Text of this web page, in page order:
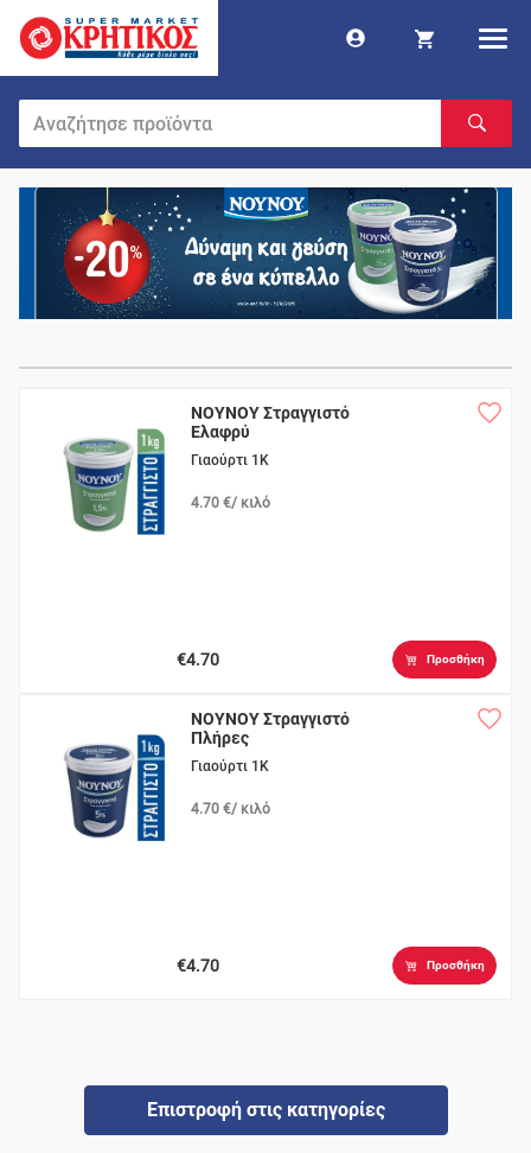
ΝΟΥΝΟΥ Στραγγιστό
Ελαφρύ
Γιαούρτι 1K
4.70 €/ κιλό
€4.70 Προσθήκη
ΝΟΥΝΟΥ Στραγγιστό
Πλήρες
Γιαούρτι 1K
4.70 €/ κιλό
€4.70 Προσθήκη
Επιστροφή στις κατηγορίες